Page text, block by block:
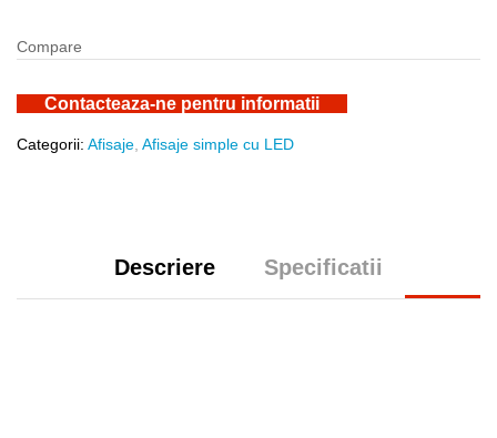
Compare
Contacteaza-ne pentru informatii
Categorii: Afisaje Afisaje simple cu LED
Descriere Specificatii